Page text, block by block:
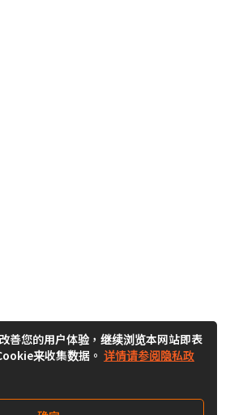
善您的用户体验，继续浏览本网站即表
来收集数据。 详情请参阅隐私政